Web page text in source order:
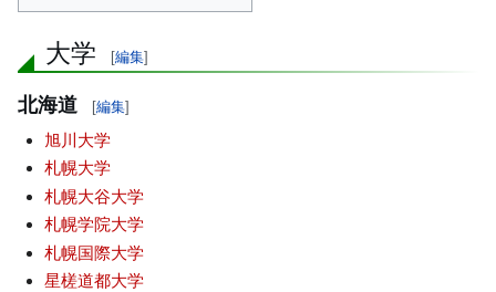
大学 [編集]
北海道 [編集]
旭川大学
札幌大学
札幌大谷大学
札幌学院大学
札幌国際大学
星槎道都大学